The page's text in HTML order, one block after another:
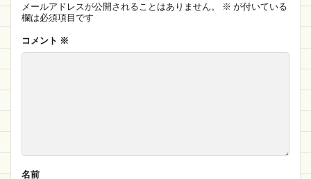
メールアドレスが公開されることはありません。 ※ が付いている
欄は必須項目です
コメント ※
名前